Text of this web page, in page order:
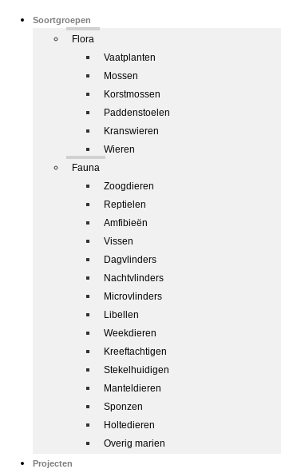
Soortgroepen
Flora
Vaatplanten
Mossen
Korstmossen
Paddenstoelen
Kranswieren
Wieren
Fauna
Zoogdieren
Reptielen
Amfibieën
Vissen
Dagvlinders
Nachtvlinders
Microvlinders
Libellen
Weekdieren
Kreeftachtigen
Stekelhuidigen
Manteldieren
Sponzen
Holtedieren
Overig marien
Projecten